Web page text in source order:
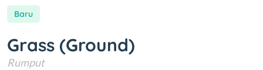
Baru
Grass (Ground)
Rumput